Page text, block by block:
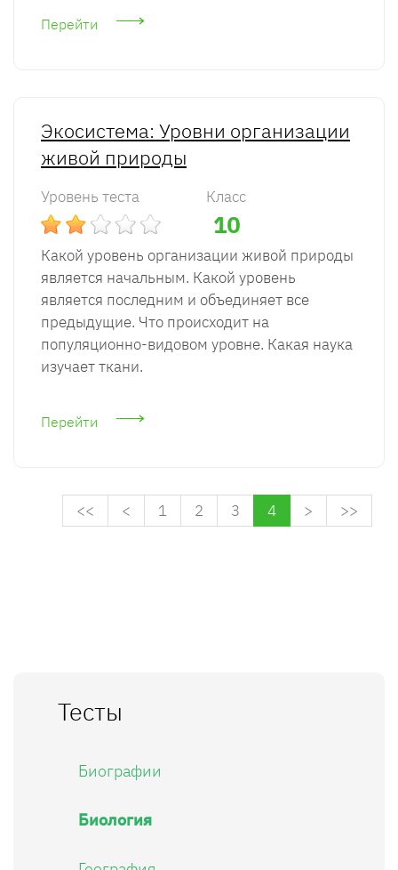
Перейти
Экосистема: Уровни организации
живой природы
Уровень теста Класс
10
Какой уровень организации живой природы
является начальным. Какой уровень
является последним и объединяет все
предыдущие. Что происходит на
популяционно-видовом уровне. Какая наука
изучает ткани.
Перейти
<< < 1 2 3 4 > >>
Тесты
Биографии
Биология